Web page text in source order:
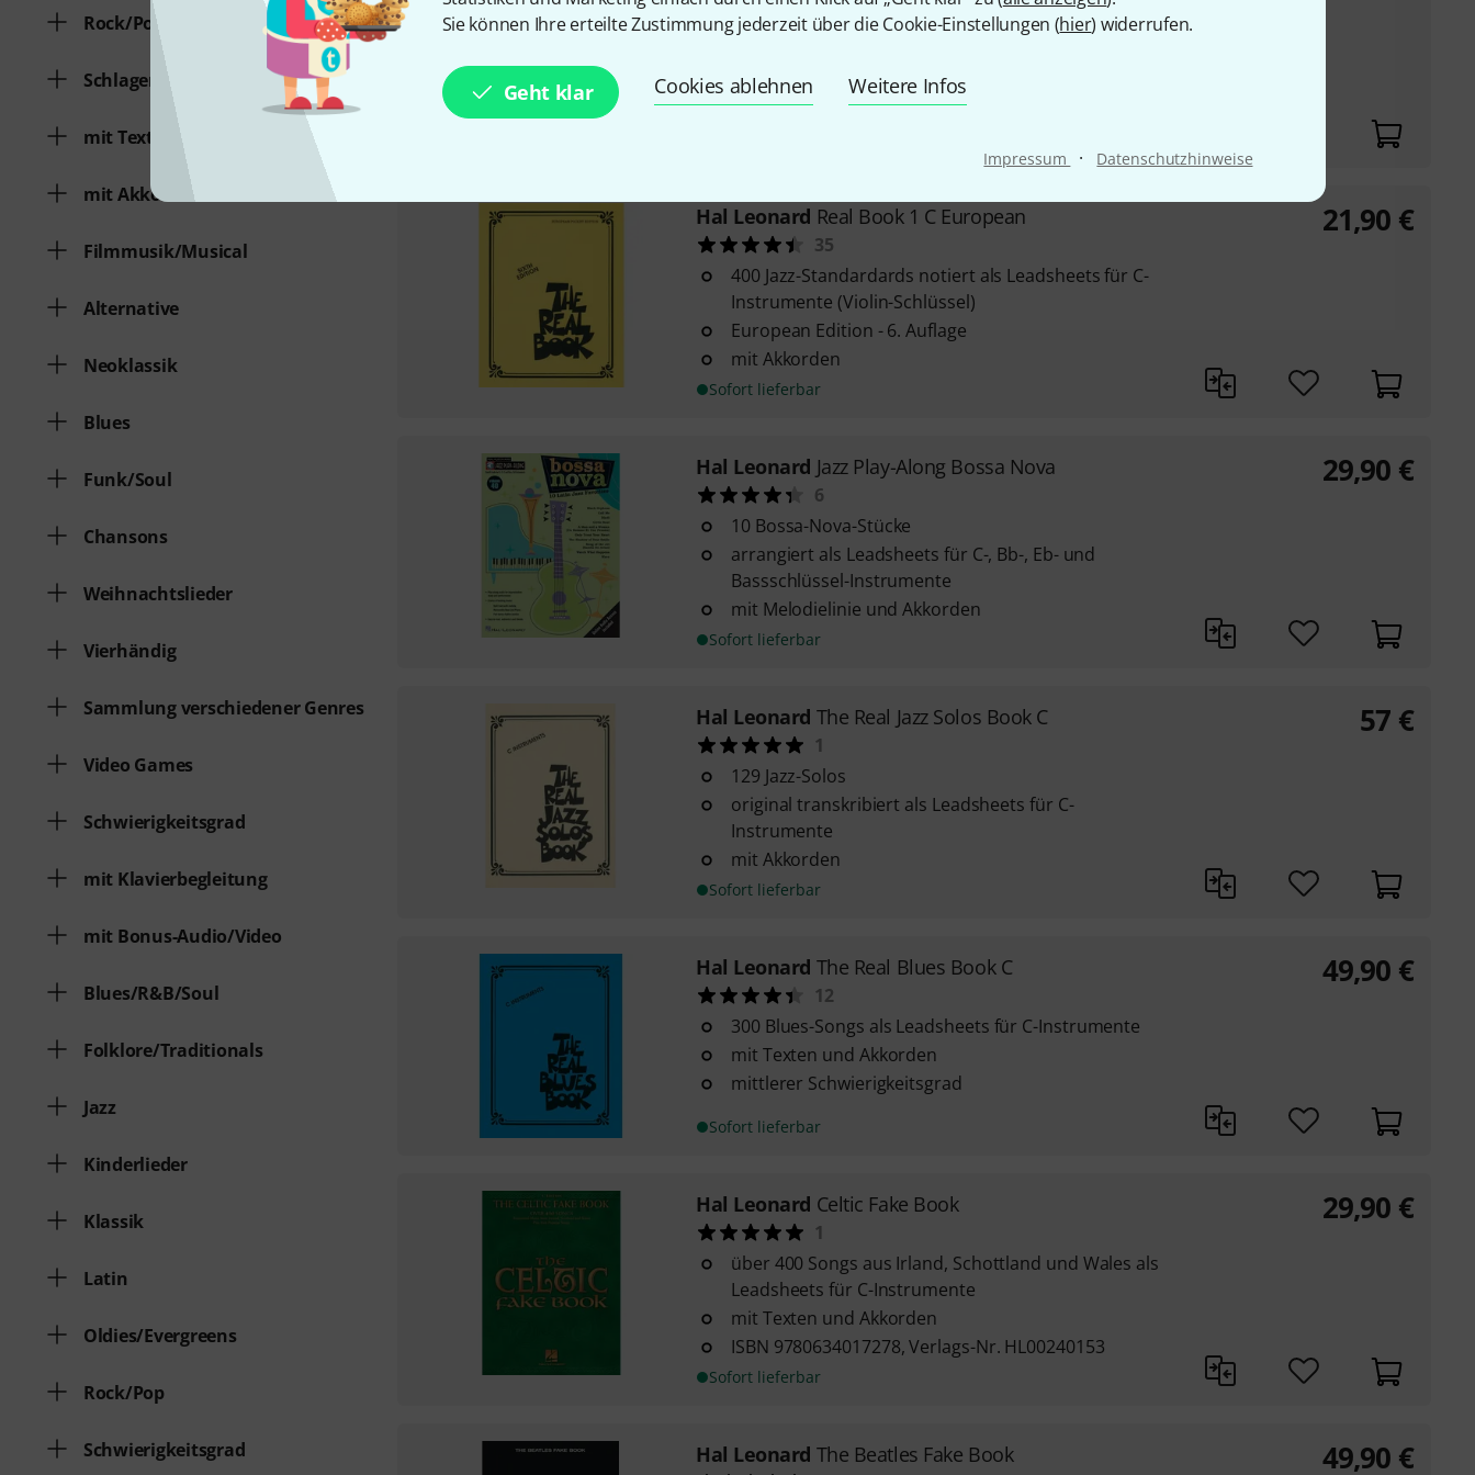
Sie können Ihre erteilte Zustimmung jederzeit über die Cookie-Einstellungen (hier) widerrufen.
Geht klar Cookies ablehnen Weitere Infos
Impressum · Datenschutzhinweise
Rock/Pop
Schlager/Volksmusik
mit Text
mit Akkorden
Filmmusik/Musical
Alternative
Neoklassik
Blues
Funk/Soul
Chansons
Weihnachtslieder
Vierhändig
Sammlung verschiedener Genres
Video Games
Schwierigkeitsgrad
mit Klavierbegleitung
mit Bonus-Audio/Video
Blues/R&B/Soul
Folklore/Traditionals
Jazz
Kinderlieder
Klassik
Latin
Oldies/Evergreens
Rock/Pop
Schwierigkeitsgrad
8
über 100 Beatles-Songs als Lead Sheets
mit Texten und Akkorden
Hal Leonard Real Book 1 C European
35
400 Jazz-Standardards notiert als Leadsheets für C-
Instrumente (Violin-Schlüssel)
European Edition - 6. Auflage
mit Akkorden
Sofort lieferbar
21,90 €
Hal Leonard Jazz Play-Along Bossa Nova
6
10 Bossa-Nova-Stücke
arrangiert als Leadsheets für C-, Bb-, Eb- und
Bassschlüssel-Instrumente
mit Melodielinie und Akkorden
Sofort lieferbar
29,90 €
Hal Leonard The Real Jazz Solos Book C
1
129 Jazz-Solos
original transkribiert als Leadsheets für C-
Instrumente
mit Akkorden
Sofort lieferbar
57 €
Hal Leonard The Real Blues Book C
12
300 Blues-Songs als Leadsheets für C-Instrumente
mit Texten und Akkorden
mittlerer Schwierigkeitsgrad
Sofort lieferbar
49,90 €
Hal Leonard Celtic Fake Book
1
über 400 Songs aus Irland, Schottland und Wales als
Leadsheets für C-Instrumente
mit Texten und Akkorden
ISBN 9780634017278, Verlags-Nr. HL00240153
Sofort lieferbar
29,90 €
Hal Leonard The Beatles Fake Book 49,90 €